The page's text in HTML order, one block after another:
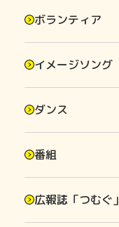
ボランティア
イメージソング
ダンス
番組
広報誌「つむぐ」